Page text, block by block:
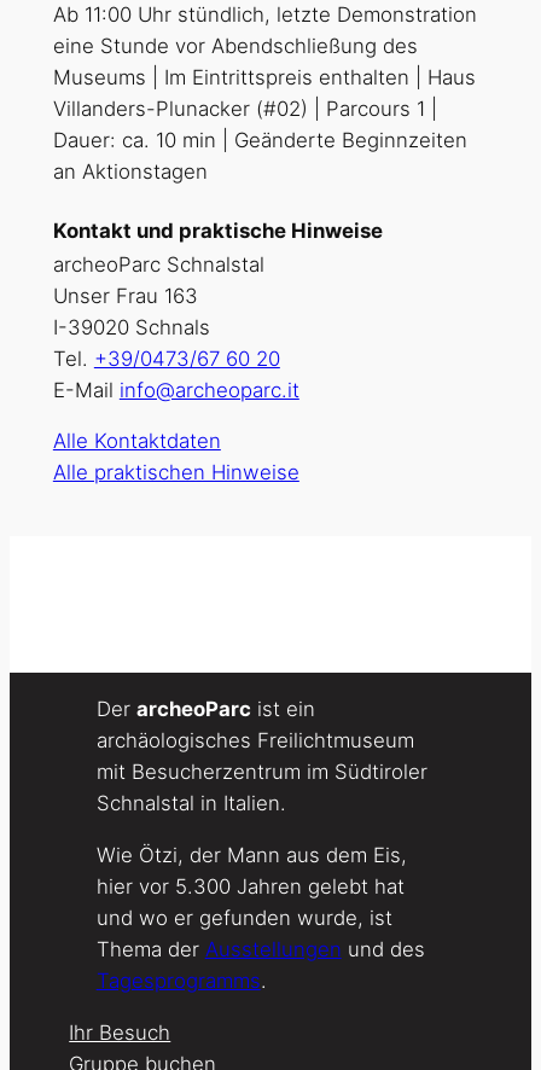
Ab 11:00 Uhr stündlich, letzte Demonstration
eine Stunde vor Abendschließung des
Museums | Im Eintrittspreis enthalten | Haus
Villanders-Plunacker (#02) | Parcours 1 |
Dauer: ca. 10 min | Geänderte Beginnzeiten
an Aktionstagen
Kontakt und praktische Hinweise
archeoParc Schnalstal
Unser Frau 163
I-39020 Schnals
Tel. +39/0473/67 60 20
E-Mail info@archeoparc.it
Alle Kontaktdaten
Alle praktischen Hinweise
Der archeoParc ist ein
archäologisches Freilichtmuseum
mit Besucherzentrum im Südtiroler
Schnalstal in Italien.
Wie Ötzi, der Mann aus dem Eis,
hier vor 5.300 Jahren gelebt hat
und wo er gefunden wurde, ist
Thema der Ausstellungen und des
Tagesprogramms.
Ihr Besuch
Gruppe buchen